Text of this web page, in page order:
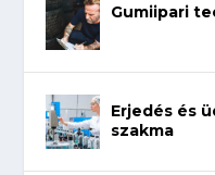
Gumiipari
Erjedés és
szakma